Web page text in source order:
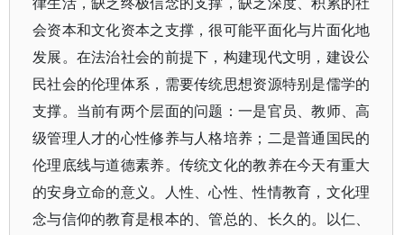
会资本和文化资本之支撑，很可能平面化与片面化地
发展。在法治社会的前提下，构建现代文明，建设公
民社会的伦理体系，需要传统思想资源特别是儒学的
支撑。当前有两个层面的问题：一是官员、教师、高
级管理人才的心性修养与人格培养；二是普通国民的
伦理底线与道德素养。传统文化的教养在今天有重大
的安身立命的意义。人性、心性、性情教育，文化理
念与信仰的教育是根本的、管总的、长久的。以仁、